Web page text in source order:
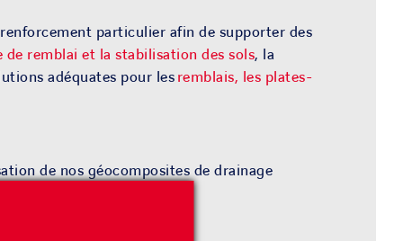
particulier afin de supporter des
de remblai et la stabilisation des sols, la
adéquates pour lesremblais, les plates-
de nos géocomposites de drainage